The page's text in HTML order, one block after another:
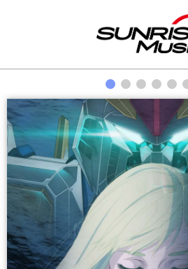
News
ニュース
Music List
ミュージックリスト
楽曲使用については
こちらから